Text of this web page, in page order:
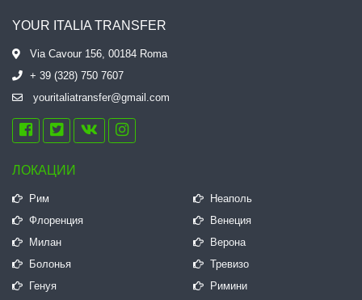
YOUR ITALIA TRANSFER
Via Cavour 156, 00184 Roma
+ 39 (328) 750 7607
youritaliatransfer@gmail.com
ЛОКАЦИИ
Рим
Неаполь
Флоренция
Венеция
Милан
Верона
Болонья
Тревизо
Генуя
Римини